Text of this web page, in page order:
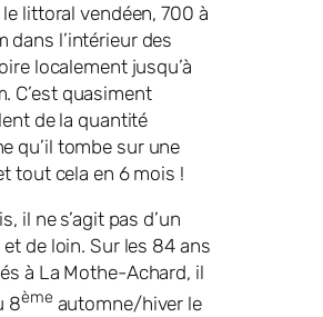
littoral vendéen, 700 à
dans l’intérieur des
localement jusqu’à
C’est quasiment
de la quantité
qu’il tombe sur une
tout cela en 6 mois !
il ne s’agit pas d’un
de loin. Sur les 84 ans
à La Mothe-Achard, il
8èmeautomne/hiver le